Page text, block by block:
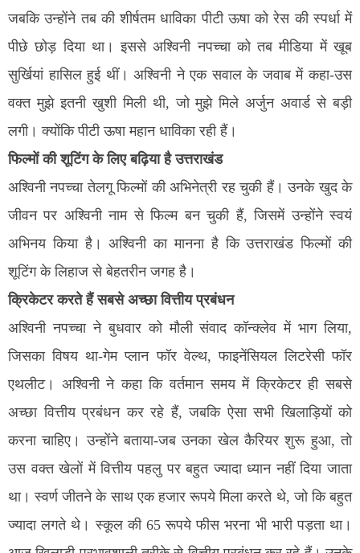
जबकि उन्होंने तब की शीर्षतम धाविका पीटी ऊषा को रेस की स्पर्धा में
पीछे छोड़ दिया था। इससे अश्विनी नपच्चा को तब मीडिया में खूब
सुर्खियां हासिल हुई थीं। अश्विनी ने एक सवाल के जवाब में कहा-उस
वक्त मुझे इतनी खुशी मिली थी, जो मुझे मिले अर्जुन अवार्ड से बड़ी
लगी। क्योंकि पीटी ऊषा महान धाविका रही हैं।
फिल्मों की शूटिंग के लिए बढ़िया है उत्तराखंड
अश्विनी नपच्चा तेलगू फिल्मों की अभिनेत्री रह चुकी हैं। उनके खुद के
जीवन पर अश्विनी नाम से फिल्म बन चुकी हैं, जिसमें उन्होंने स्वयं
अभिनय किया है। अश्विनी का मानना है कि उत्तराखंड फिल्मों की
शूटिंग के लिहाज से बेहतरीन जगह है।
क्रिकेटर करते हैं सबसे अच्छा वित्तीय प्रबंधन
अश्विनी नपच्चा ने बुधवार को मौली संवाद कॉन्क्लेव में भाग लिया,
जिसका विषय था-गेम प्लान फॉर वेल्थ, फाइनेंसियल लिटरेसी फॉर
एथलीट। अश्विनी ने कहा कि वर्तमान समय में क्रिकेटर ही सबसे
अच्छा वित्तीय प्रबंधन कर रहे हैं, जबकि ऐसा सभी खिलाड़ियों को
करना चाहिए। उन्होंने बताया-जब उनका खेल कैरियर शुरू हुआ, तो
उस वक्त खेलों में वित्तीय पहलु पर बहुत ज्यादा ध्यान नहीं दिया जाता
था। स्वर्ण जीतने के साथ एक हजार रूपये मिला करते थे, जो कि बहुत
ज्यादा लगते थे। स्कूल की 65 रूपये फीस भरना भी भारी पड़ता था।